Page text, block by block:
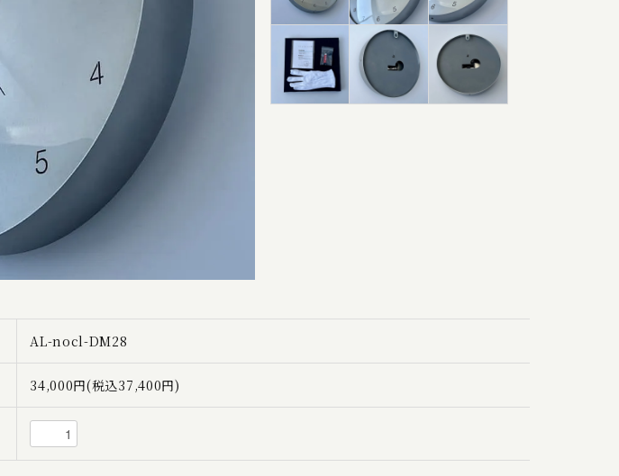
AL-nocl-DM28
34,000円(税込37,400円)